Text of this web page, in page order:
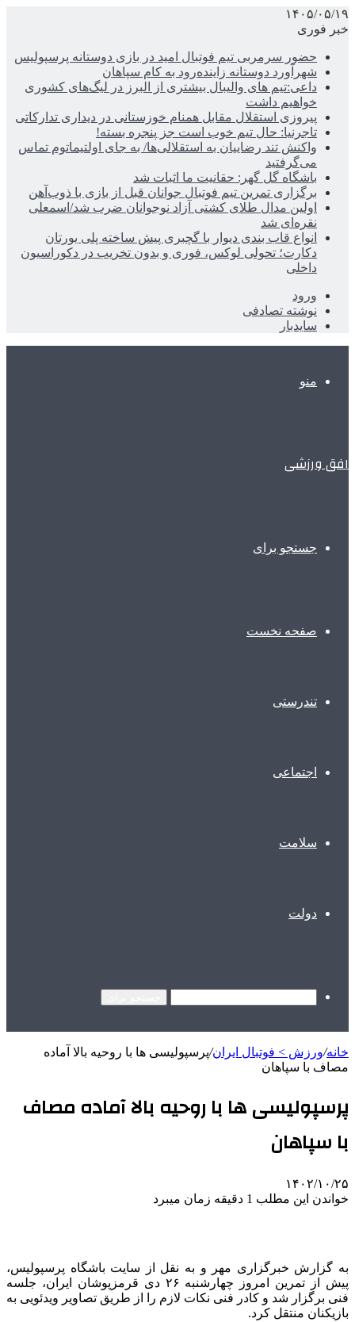
۱۴۰۵/۰۵/۱۹
خبر فوری
حضور سرمربی تیم فوتبال امید در بازی دوستانه پرسپولیس
شهرآورد دوستانه زاینده‌رود به کام سپاهان
داعی:تیم های والیبال بیشتری از البرز در لیگ‌های کشوری
خواهیم داشت
پیروزی استقلال مقابل همنام خوزستانی در دیداری تدارکاتی
تاجرنیا: حال تیم خوب است جز پنجره بسته!
واکنش تند رضاییان به استقلالی‌ها/ به جای اولتیماتوم تماس
می‌گرفتید
باشگاه گل گهر: حقانیت ما اثبات شد
برگزاری تمرین تیم فوتبال جوانان قبل از بازی با ذوب‌آهن
اولین مدال طلای کشتی آزاد نوجوانان ضرب شد/اسمعلی
نقره‌ای شد
انواع قاب بندی دیوار با گچبری پیش ساخته پلی یورتان
دکارت؛ تحولی لوکس، فوری و بدون تخریب در دکوراسیون
داخلی
ورود
نوشته تصادفی
سایدبار
منو
افق ورزشی
جستجو برای
صفحه نخست
تندرستی
اجتماعی
سلامت
دولت
خانه/ورزش > فوتبال ایران/پرسپولیسی ها با روحیه بالا آماده
مصاف با سپاهان
پرسپولیسی ها با روحیه بالا آماده مصاف
با سپاهان
۱۴۰۲/۱۰/۲۵
خواندن این مطلب 1 دقیقه زمان میبرد
به گزارش خبرگزاری مهر و به نقل از سایت باشگاه پرسپولیس،
پیش از تمرین امروز چهارشنبه ۲۶ دی قرمزپوشان ایران، جلسه
فنی برگزار شد و کادر فنی نکات لازم را از طریق تصاویر ویدئویی به
بازیکنان منتقل کرد.